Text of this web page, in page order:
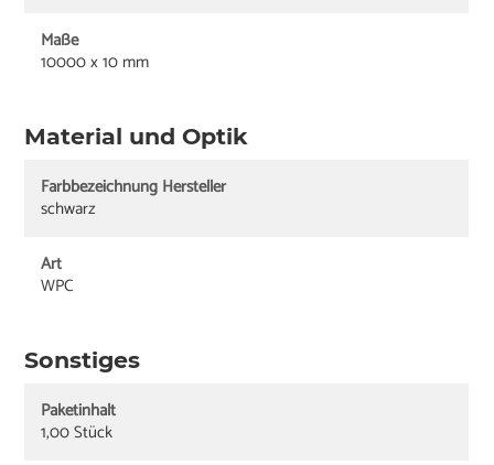
Maße
10000 x 10 mm
Material und Optik
Farbbezeichnung Hersteller
schwarz
Art
WPC
Sonstiges
Paketinhalt
1,00 Stück